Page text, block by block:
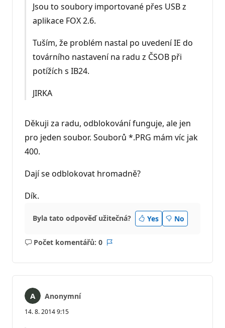
Jsou to soubory importované přes USB z
aplikace FOX 2.6.
Tuším, že problém nastal po uvedení IE do
továrního nastavení na radu z ČSOB při
potížích s IB24.
JIRKA
Děkuji za radu, odblokování funguje, ale jen
pro jeden soubor. Souborů *.PRG mám víc jak
400.
Dají se odblokovat hromadně?
Dík.
Byla tato odpověď užitečná? Yes No
Počet komentářů: 0
Žádné
Anonymní
14. 8. 2014 9:15